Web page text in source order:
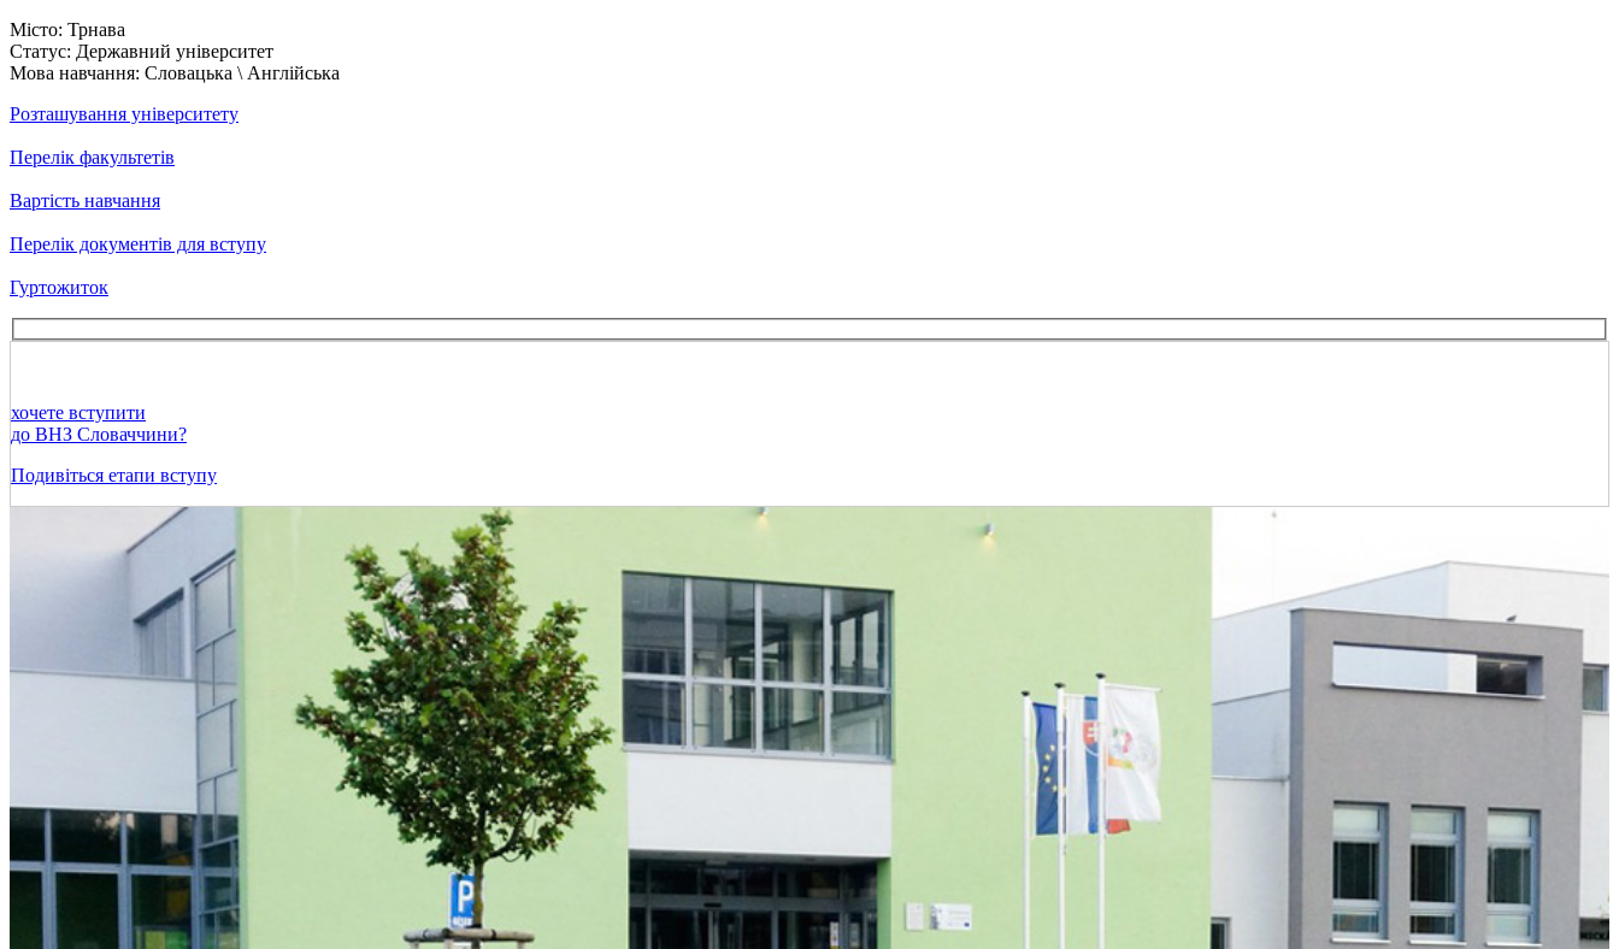
Місто: Трнава
Статус: Державний університет
Мова навчання: Словацька \ Англійська
Розташування університету
Перелік факультетів
Вартість навчання
Перелік документів для вступу
Гуртожиток
хочете вступити
до ВНЗ Словаччини?
Подивіться етапи вступу